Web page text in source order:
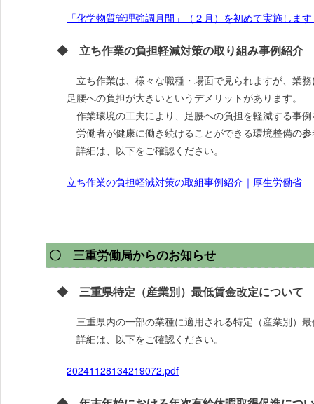
「化学物質管理強調月間」（２月）を初めて実施しま
◆ 立ち作業の負担軽減対策の取り組み事例紹介
立ち作業は、様々な職種・場面で見られますが、業
足腰への負担が大きいというデメリットがあります。
作業環境の工夫により、足腰への負担を軽減する事
労働者が健康に働き続けることができる環境整備の
詳細は、以下をご確認ください。
立ち作業の負担軽減対策の取組事例紹介｜厚生労働省
〇 三重労働局からのお知らせ
◆ 三重県特定（産業別）最低賃金改定について
三重県内の一部の業種に適用される特定（産業別）
詳細は、以下をご確認ください。
20241128134219072.pdf